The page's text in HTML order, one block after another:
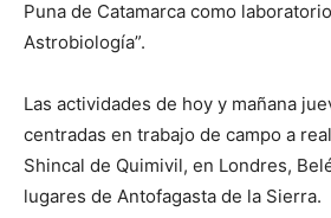
Puna de Catamarca como
Astrobiología”.
Las actividades de hoy y mañana
centradas en trabajo de campo a
Shincal de Quimivil, en Londres,
lugares de Antofagasta de la Sierra.